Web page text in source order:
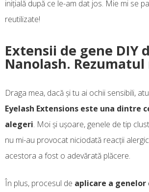
inițială după ce le-am dat jos. Mie mi se
reutilizate!
Extensii de gene DIY
Nanolash.
Draga mea, dacă și tu ai ochii sensibili,
Eyelash Extensions este una dintre
alegeri. Moi și ușoare, genele de tip
nu mi-au provocat niciodată reacții
acestora a fost o adevărată plăcere.
În plus, procesul de aplicare a genelor